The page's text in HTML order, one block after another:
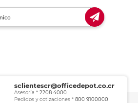
sclientescr@officedepot.co.cr
Asesoría *2208 4000
Pedidos y cotizaciones *800 9100000